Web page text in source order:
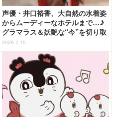
声優・井口裕香、大自然の水着姿
からムーディーなホテルまで…♪
グラマラス＆妖艶な“今”を切り取
り！3冊目写真集が発売中
2026.7.15